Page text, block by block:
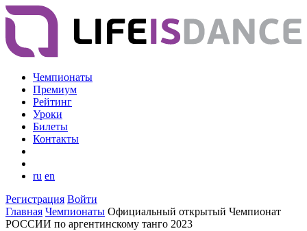
Чемпионаты
Премиум
Рейтинг
Уроки
Билеты
Контакты
ru en
Регистрация Войти
Главная Чемпионаты Официальный открытый Чемпионат
РОССИИ по аргентинскому танго 2023